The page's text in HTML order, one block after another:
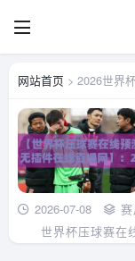
网站首页 > 2026世界
2026-07-08
世界杯压球赛在